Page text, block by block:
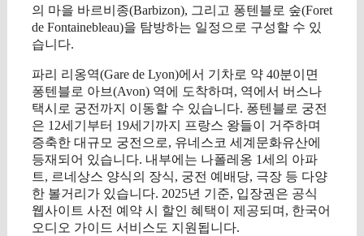
의 마을 바르비종(Barbizon), 그리고 퐁텐블로 숲(Foret
de Fontainebleau)을 탐방하는 일정으로 구성할 수 있
습니다.
파리 리옹역(Gare de Lyon)에서 기차로 약 40분이면
퐁텐블로 아브(Avon) 역에 도착하며, 역에서 버스나
택시로 궁전까지 이동할 수 있습니다. 퐁텐블로 궁전
은 12세기부터 19세기까지 프랑스 왕들이 거주하며
증축한 대규모 궁전으로, 유네스코 세계문화유산에
등재되어 있습니다. 내부에는 나폴레옹 1세의 아파
트, 르네상스 양식의 장식, 궁전 예배당, 극장 등 다양
한 볼거리가 있습니다. 2025년 기준, 입장권은 공식
웹사이트 사전 예약 시 할인 혜택이 제공되며, 한국어
오디오 가이드 서비스도 지원됩니다.